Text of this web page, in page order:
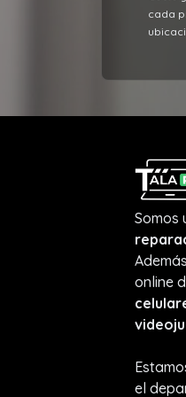
cada
Somos
online
el